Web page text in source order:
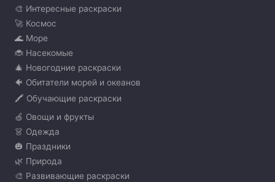
🎨 Интересные раскраски
🚀 Космос
🌊 Море
🐞 Насекомые
🎄 Новогодние раскраски
🐠 Обитатели морей и океанов
🖍️ Обучающие раскраски
🍏 Овощи и фрукты
👗 Одежда
🎃 Праздники
🌿 Природа
🎨 Развивающие раскраски